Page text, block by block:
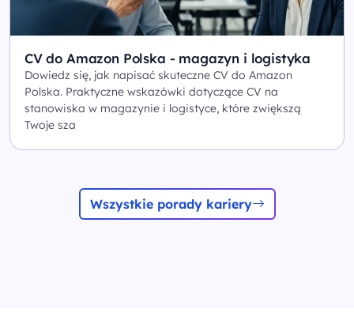
CV do Amazon Polska - magazyn i logistyka
Dowiedz się, jak napisać skuteczne CV do Amazon
Polska. Praktyczne wskazówki dotyczące CV na
stanowiska w magazynie i logistyce, które zwiększą
Twoje sza
Wszystkie porady kariery